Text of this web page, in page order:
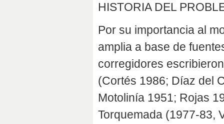
HISTORIA DEL
Por su importancia al
amplia a base de
corregidores
(Cortés 1986; Díaz del
Motolinía 1951; Rojas
Torquemada (1977-83,